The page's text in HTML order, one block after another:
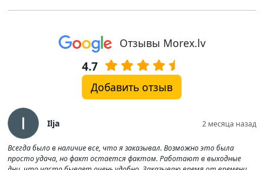
Отзывы Morex.lv
4.7
Добавить отзыв
Ilja 2 месяца назад
Всегда было в наличие все, что я заказывал. Возможно это была
просто удача, но факт остается фактом. Работают в выходные